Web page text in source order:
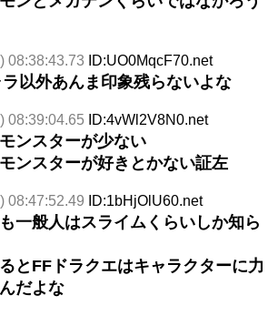
08:38:43.73 ID:UO0MqcF70.net
以外あんま印象残らないよな
08:39:04.65 ID:4vWl2V8N0.net
ンスターが少ない
ンスターが好きとかない証左
08:47:52.49 ID:1bHjOlU60.net
一般人はスライムくらいしか知ら
とFFドラクエはキャラクターに力
だよな